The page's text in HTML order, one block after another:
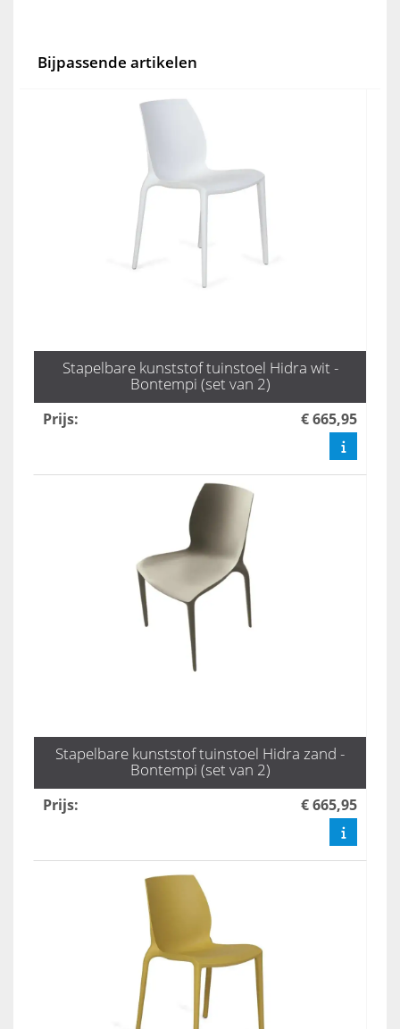
Bijpassende artikelen
Stapelbare kunststof tuinstoel Hidra wit -
Bontempi (set van 2)
Prijs: € 665,95
Stapelbare kunststof tuinstoel Hidra zand -
Bontempi (set van 2)
Prijs: € 665,95